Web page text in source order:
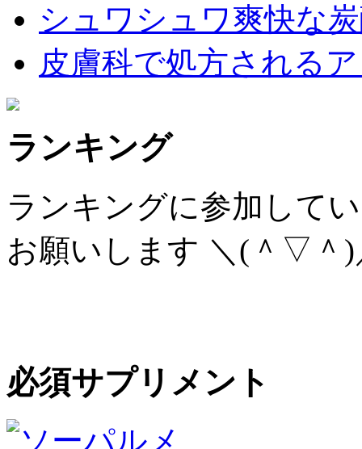
シュワシュワ爽快な
皮膚科で処方される
ランキング
ランキングに参加して
お願いします ＼(＾▽＾)
必須サプリメント